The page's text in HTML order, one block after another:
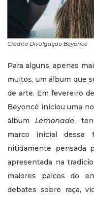
Crédito Divulgação Beyoncé
Para alguns, apenas
muitos, um álbum que
de arte. Em fevereiro
Beyoncé iniciou uma
álbumLemonade,
marco inicial dessa
nitidamente pensada
apresentada na
maiores palcos do
debates sobre raça,